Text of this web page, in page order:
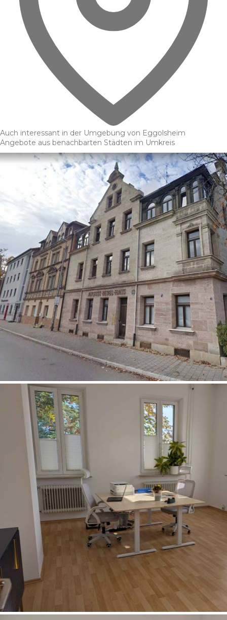
Auch interessant in der Umgebung von Eggolsheim
Angebote aus benachbarten Städten im Umkreis